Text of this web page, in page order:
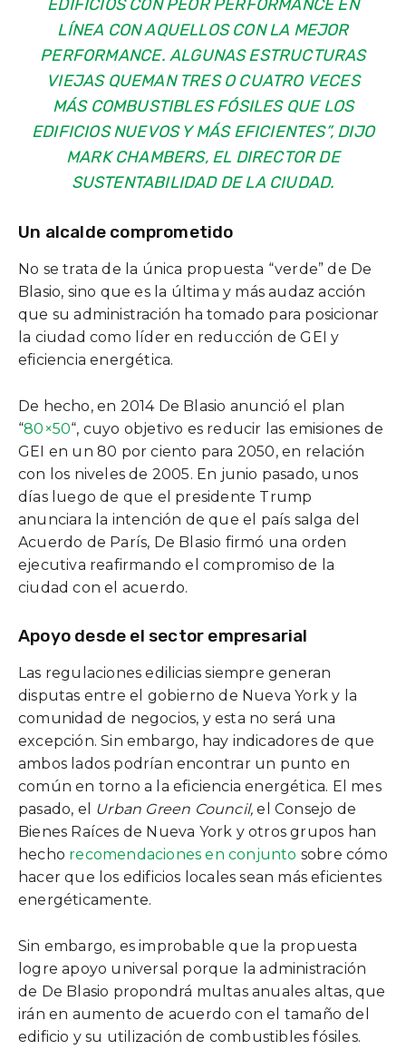
EDIFICIOS CON PEORPERFORMANCEEN
LÍNEA CON AQUELLOS CON LA MEJOR
PERFORMANCE. ALGUNAS ESTRUCTURAS
VIEJAS QUEMAN TRES O CUATRO VECES
MÁS COMBUSTIBLES FÓSILES QUE LOS
EDIFICIOS NUEVOS Y MÁS EFICIENTES”, DIJO
MARK CHAMBERS, EL DIRECTOR DE
SUSTENTABILIDAD DE LA CIUDAD.
Un alcalde comprometido
No se trata de la única propuesta “verde” de De
Blasio, sino que es la última y más audaz acción
que su administración ha tomado para posicionar
la ciudad como líder en reducción de GEI y
eficiencia energética.
De hecho, en 2014 De Blasio anunció el plan
“80×50“, cuyo objetivo es reducir las emisiones de
GEI en un 80 por ciento para 2050, en relación
con los niveles de 2005. En junio pasado, unos
días luego de que el presidente Trump
anunciara la intención de que el país salga del
Acuerdo de París, De Blasio firmó una orden
ejecutiva reafirmando el compromiso de la
ciudad con el acuerdo.
Apoyo desde el sector empresarial
Las regulaciones edilicias siempre generan
disputas entre el gobierno de Nueva York y la
comunidad de negocios, y esta no será una
excepción. Sin embargo, hay indicadores de que
ambos lados podrían encontrar un punto en
común en torno a la eficiencia energética. El mes
pasado, el Urban Green Council,el Consejo de
Bienes Raíces de Nueva York y otros grupos han
hecho recomendaciones en conjunto sobre cómo
hacer que los edificios locales sean más eficientes
energéticamente.
Sin embargo, es improbable que la propuesta
logre apoyo universal porque la administración
de De Blasio propondrá multas anuales altas, que
irán en aumento de acuerdo con el tamaño del
edificio y su utilización de combustibles fósiles.